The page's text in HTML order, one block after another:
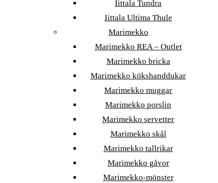
Iittala Tundra
Iittala Ultima Thule
Marimekko
Marimekko REA – Outlet
Marimekko bricka
Marimekko kökshanddukar
Marimekko muggar
Marimekko porslin
Marimekko servetter
Marimekko skål
Marimekko tallrikar
Marimekko gåvor
Marimekko-mönster